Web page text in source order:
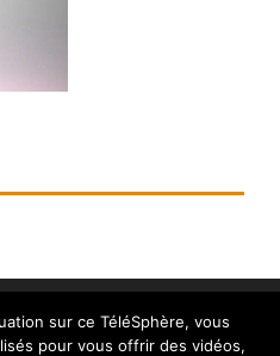
sur ce TéléSphère, vous
pour vous offrir des vidéos,